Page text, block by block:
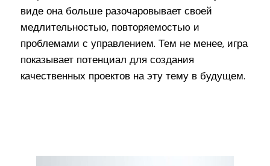
виде она больше разочаровывает своей
медлительностью, повторяемостью и
проблемами с управлением. Тем не менее, игра
показывает потенциал для создания
качественных проектов на эту тему в будущем.